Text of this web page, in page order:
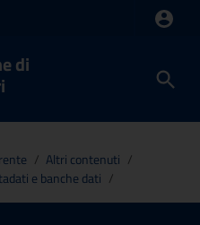
di
/ Altri contenuti /
e banche dati /